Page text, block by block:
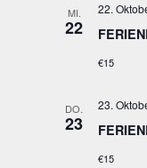
MI.
22
22.
€15
DO.
23
23.
€15